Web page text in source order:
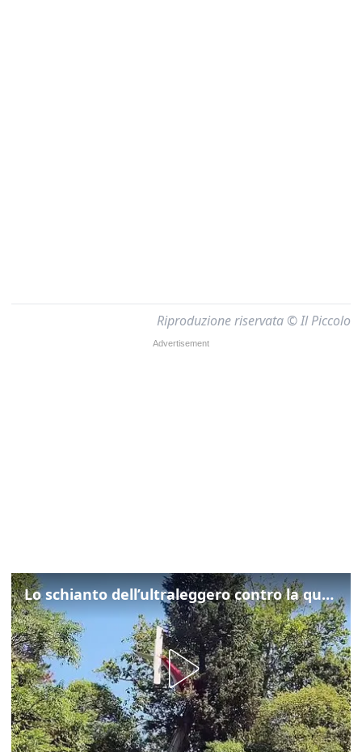
Riproduzione riservata © Il Piccolo
Lo schianto dell’ultraleggero contro la quercia: cosa è successo a Rivarotta